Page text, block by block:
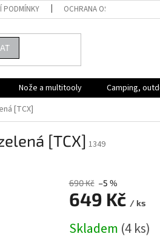
PODMÍNKY OCHRANA OSOBNÍCH ÚDAJŮ
Nože a multitooly Camping,
[TCX]
[TCX] 1349
690 Kč –5 %
649 Kč / ks
cena:
Skladem (4 ks)